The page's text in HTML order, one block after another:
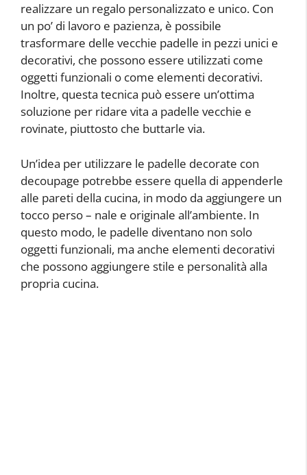
realizzare un regalo personalizzato e unico. Con
un po’ di lavoro e pazienza, è possibile
trasformare delle vecchie padelle in pezzi unici e
decorativi, che possono essere utilizzati come
oggetti funzionali o come elementi decorativi.
Inoltre, questa tecnica può essere un’ottima
soluzione per ridare vita a padelle vecchie e
rovinate, piuttosto che buttarle via.
Un’idea per utilizzare le padelle decorate con
decoupage potrebbe essere quella di appenderle
alle pareti della cucina, in modo da aggiungere un
tocco perso – nale e originale all’ambiente. In
questo modo, le padelle diventano non solo
oggetti funzionali, ma anche elementi decorativi
che possono aggiungere stile e personalità alla
propria cucina.